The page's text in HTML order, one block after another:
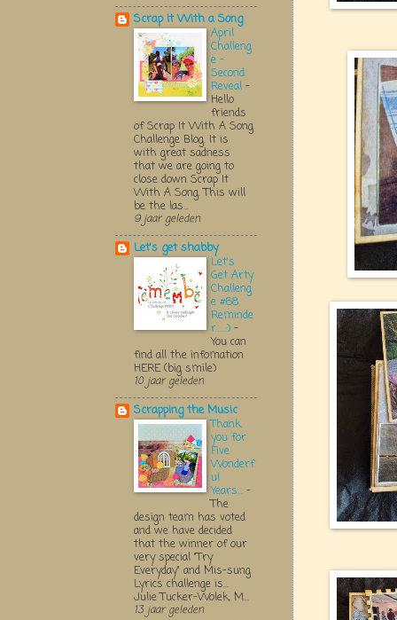
Scrap It With a Song
April
Challeng
e -
Second
Reveal -
Hello
friends
of Scrap It With A Song
Challenge Blog. It is
with great sadness
that we are going to
close down Scrap It
With A Song. This will
be the las...
9 jaar geleden
Let's get shabby
Let's
Get Arty
Challeng
e #68
Reminde
r.....:) -
You can
find all the infomation
HERE (big smile)
10 jaar geleden
Scrapping the Music
Thank
you for
Five
Wonderf
ul
Years... -
The
design team has voted
and we have decided
that the winner of our
very special "Try
Everyday" and Mis-sung
Lyrics challenge is...
Julie Tucker-Wolek, M...
13 jaar geleden